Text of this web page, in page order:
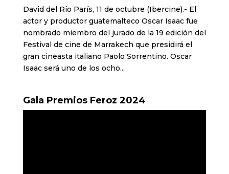
David del Río París, 11 de octubre (Ibercine).- El
actor y productor guatemalteco Oscar Isaac fue
nombrado miembro del jurado de la 19 edición del
Festival de cine de Marrakech que presidirá el
gran cineasta italiano Paolo Sorrentino. Oscar
Isaac será uno de los ocho...
Gala Premios Feroz 2024